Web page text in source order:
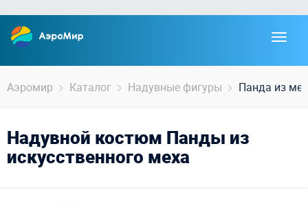
Аэромир Каталог Надувные фигуры Панда из
Надувной костюм Панды из
искусственного меха